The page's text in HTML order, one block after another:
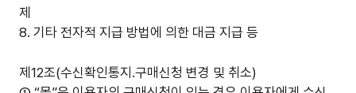
제
8. 기타 전자적 지급 방법에 의한 대금 지급 등
제12조(수신확인통지.구매신청 변경 및 취소)